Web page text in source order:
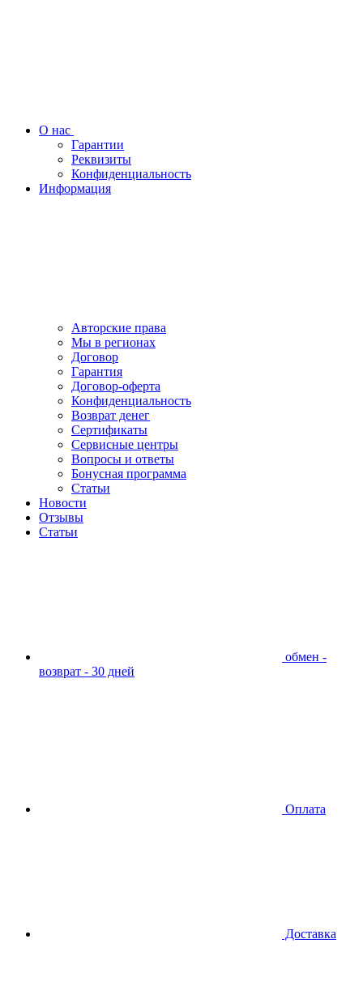
О нас
Гарантии
Реквизиты
Конфиденциальность
Информация
Авторские права
Мы в регионах
Договор
Гарантия
Договор-оферта
Конфиденциальность
Возврат денег
Сертификаты
Сервисные центры
Вопросы и ответы
Бонусная программа
Статьи
Новости
Отзывы
Статьи
обмен -
возврат - 30 дней
Оплата
Доставка